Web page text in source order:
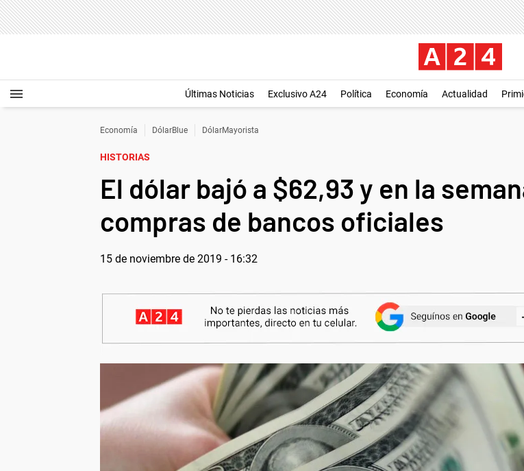
Últimas Noticias Exclusivo A24 Política Economía Actualidad
Economía DólarBlue DólarMayorista
HISTORIAS
El dólar bajó a $62,93 y en la
compras de bancos oficiales
15 de noviembre de 2019 - 16:32